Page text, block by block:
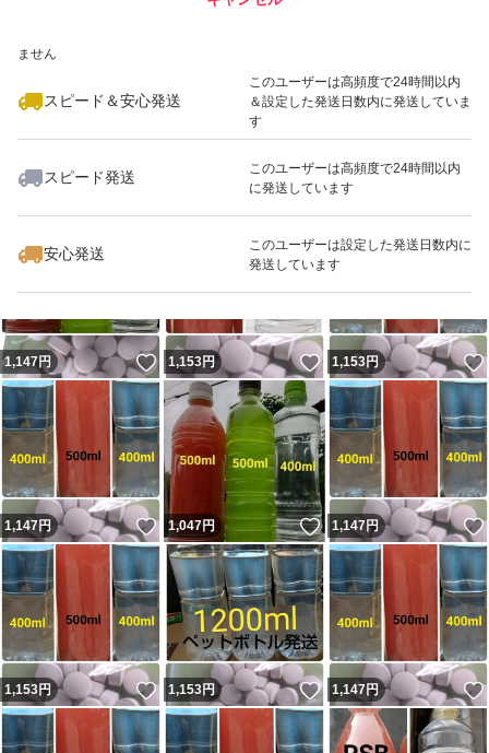
ません
スピード＆安心発送
このユーザーは高頻度で24時間以内
＆設定した発送日数内に発送していま
す
スピード発送
このユーザーは高頻度で24時間以内
に発送しています
安心発送
このユーザーは設定した発送日数内に
発送しています
いいね！
1,047
1,147円 いいね！
1,153円 いいね！
1,153円
1,147 円 いいね！
1,047円 いいね！
1,147 円
1,153円 いいね！
1,153円 いいね！
1,147 円